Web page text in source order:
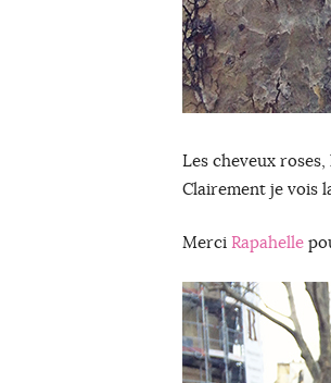
Les cheveux
Clairement je vois
Merci Rapahelle